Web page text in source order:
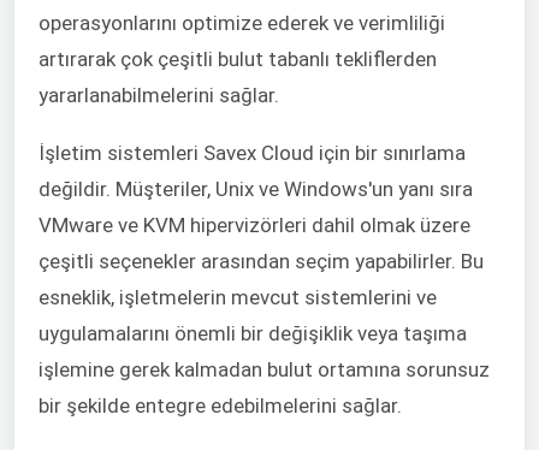
operasyonlarını optimize ederek ve verimliliği
artırarak çok çeşitli bulut tabanlı tekliflerden
yararlanabilmelerini sağlar.
İşletim sistemleri Savex Cloud için bir sınırlama
değildir. Müşteriler, Unix ve Windows'un yanı sıra
VMware ve KVM hipervizörleri dahil olmak üzere
çeşitli seçenekler arasından seçim yapabilirler. Bu
esneklik, işletmelerin mevcut sistemlerini ve
uygulamalarını önemli bir değişiklik veya taşıma
işlemine gerek kalmadan bulut ortamına sorunsuz
bir şekilde entegre edebilmelerini sağlar.